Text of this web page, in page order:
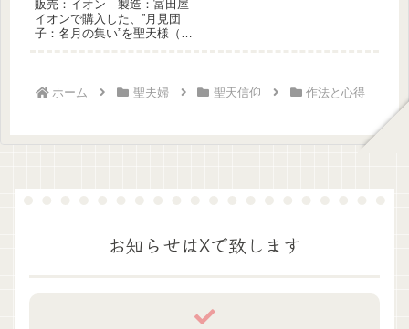
販売：イオン 製造：富田屋
イオンで購入した、”月見団
子：名月の集い”を聖天様（歓
ホーム 聖夫婦 聖天信仰 作法と心得
お知らせはXで致します